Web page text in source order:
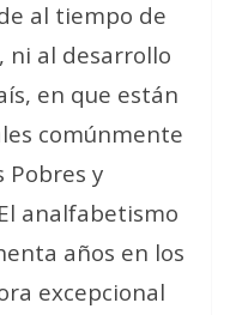
al tiempo de
ni al desarrollo
en que están
comúnmente
Pobres y
analfabetismo
años en los
excepcional